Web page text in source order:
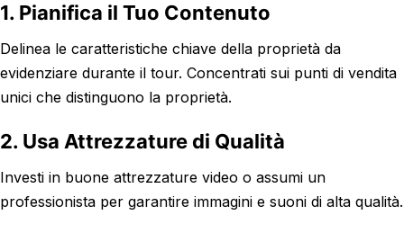
1. Pianifica il Tuo Contenuto
Delinea le caratteristiche chiave della proprietà da
evidenziare durante il tour. Concentrati sui punti di vendita
unici che distinguono la proprietà.
2. Usa Attrezzature di Qualità
Investi in buone attrezzature video o assumi un
professionista per garantire immagini e suoni di alta qualità.